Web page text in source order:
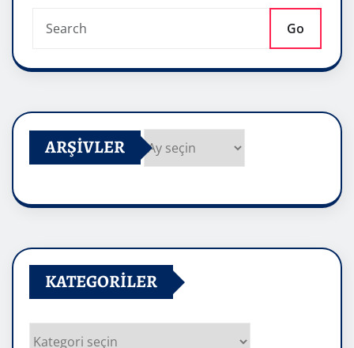
Go
ARŞIVLER
KATEGORILER
Kategoriler